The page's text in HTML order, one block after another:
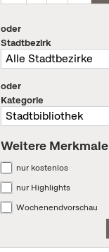
oder
Stadtbezirk
oder
Kategorie
Weitere Merkmale
nur kostenlos
nur Highlights
Wochenendvorschau